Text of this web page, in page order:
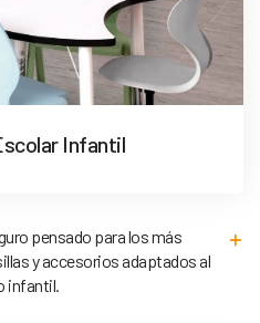
Infantil
pensado para los más
y accesorios adaptados al
infantil.